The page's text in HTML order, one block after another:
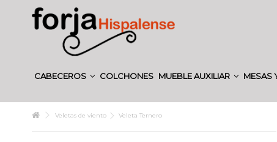
CABECEROS COLCHONES MUEBLE AUXILIAR MESAS
Veletas de viento Veleta Ternero